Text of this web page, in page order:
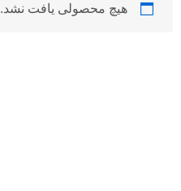
هیچ محصولی یافت نشد.